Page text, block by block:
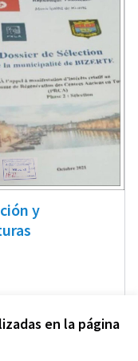
en la página
y